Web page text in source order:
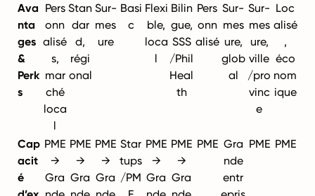
Ava
nta
ges
&
Perk
s
Pers
onn
alisé
s,
mar
ché
loca
l
Stan
dar
d,
régi
onal
Sur-
mes
ure
Basi
c
Flexi
ble,
loca
l
Bilin
gue,
SSS
/Phil
Heal
th
Pers
onn
alisé
Sur-
mes
ure,
glob
al
Sur-
mes
ure,
ville
/pro
vinc
e
Loc
alisé
,
éco
nom
ique
Cap
acit
é
PME
→
Gra
PME
→
Gra
PME
→
Gra
Star
tups
/PM
PME
→
Gra
PME
→
Gra
PME Gra
nde
entr
PME PME